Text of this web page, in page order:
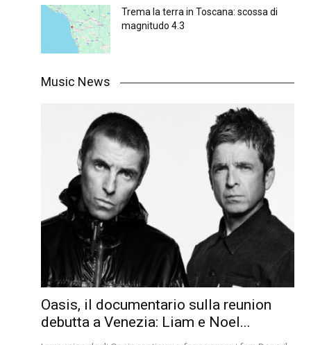
Trema la terra in Toscana: scossa di
magnitudo 4.3
Music News
Oasis, il documentario sulla reunion
debutta a Venezia: Liam e Noel...